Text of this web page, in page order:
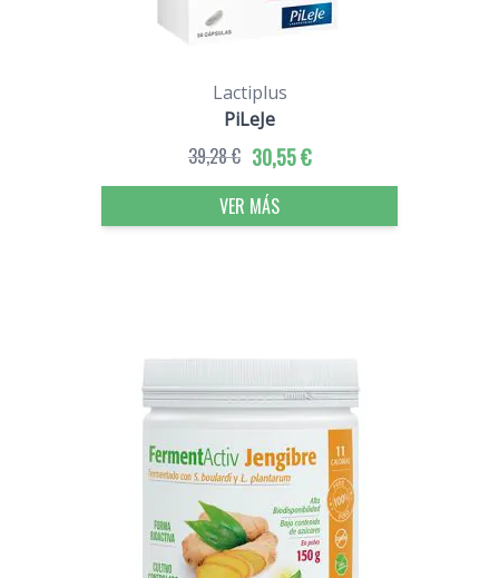
Lactiplus
PiLeJe
30,55 €
39,28 €
VER MÁS